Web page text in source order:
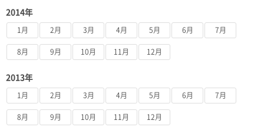
2014年
1月 2月 3月 4月 5月 6月 7月
8月 9月 10月 11月 12月
2013年
1月 2月 3月 4月 5月 6月 7月
8月 9月 10月 11月 12月